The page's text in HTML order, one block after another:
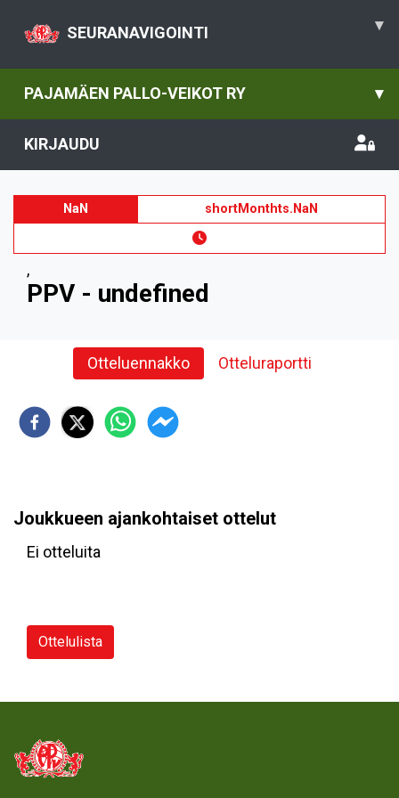
SEURANAVIGOINTI ▾
PAJAMÄEN PALLO-VEIKOT RY ▾
KIRJAUDU
NaN shortMonthts.NaN
,
PPV - undefined
Otteluennakko Otteluraportti
Joukkueen ajankohtaiset ottelut
Ei otteluita
Ottelulista